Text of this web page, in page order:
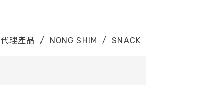
代理產品 / NONG SHIM / SNACK